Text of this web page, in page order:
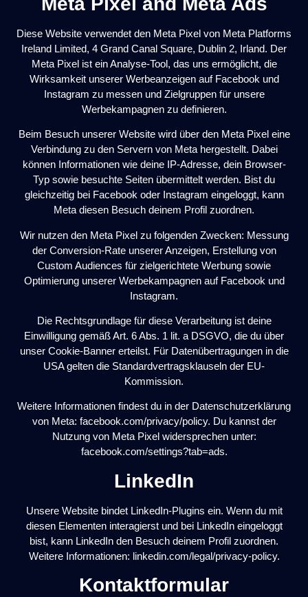
Diese Website verwendet den Meta Pixel von Meta Platforms
Ireland Limited, 4 Grand Canal Square, Dublin 2, Irland. Der
Meta Pixel ist ein Analyse-Tool, das uns ermöglicht, die
Wirksamkeit unserer Werbeanzeigen auf Facebook und
Instagram zu messen und Zielgruppen für unsere
Werbekampagnen zu definieren.
Beim Besuch unserer Website wird über den Meta Pixel eine
Verbindung zu den Servern von Meta hergestellt. Dabei
können Informationen wie deine IP-Adresse, dein Browser-
Typ sowie besuchte Seiten übermittelt werden. Bist du
gleichzeitig bei Facebook oder Instagram eingeloggt, kann
Meta diesen Besuch deinem Profil zuordnen.
Wir nutzen den Meta Pixel zu folgenden Zwecken: Messung
der Conversion-Rate unserer Anzeigen, Erstellung von
Custom Audiences für zielgerichtete Werbung sowie
Optimierung unserer Werbekampagnen auf Facebook und
Instagram.
Die Rechtsgrundlage für diese Verarbeitung ist deine
Einwilligung gemäß Art. 6 Abs. 1 lit. a DSGVO, die du über
unser Cookie-Banner erteilst. Für Datenübertragungen in die
USA gelten die Standardvertragsklauseln der EU-
Kommission.
Weitere Informationen findest du in der Datenschutzerklärung
von Meta: facebook.com/privacy/policy. Du kannst der
Nutzung von Meta Pixel widersprechen unter:
facebook.com/settings?tab=ads.
LinkedIn
Unsere Website bindet LinkedIn-Plugins ein. Wenn du mit
diesen Elementen interagierst und bei LinkedIn eingeloggt
bist, kann LinkedIn den Besuch deinem Profil zuordnen.
Weitere Informationen: linkedin.com/legal/privacy-policy.
Kontaktformular